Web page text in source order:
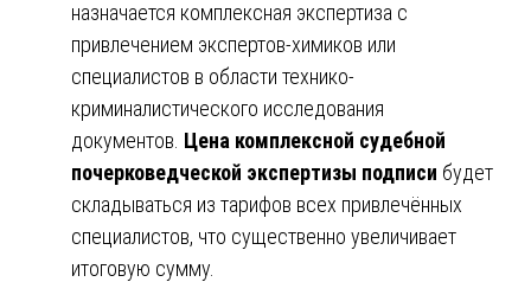
назначается комплексная экспертиза с
привлечением экспертов-химиков или
специалистов в области технико-
криминалистического исследования
документов. Цена комплексной судебной
почерковедческой экспертизы подписи будет
складываться из тарифов всех привлечённых
специалистов, что существенно увеличивает
итоговую сумму.